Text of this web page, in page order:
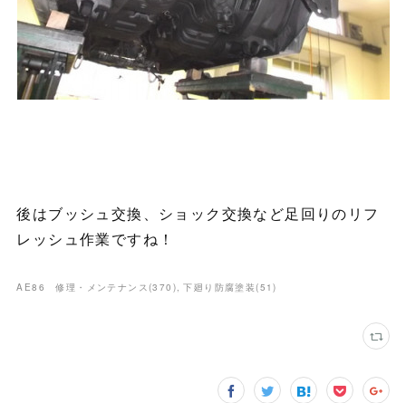
後はブッシュ交換、ショック交換など足回りのリフ
レッシュ作業ですね！
AE86 修理・メンテナンス(370 ) 下廻り防腐塗装(51)